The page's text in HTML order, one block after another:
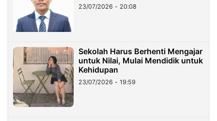
23/07/2026 - 20:08
Sekolah Harus Berhenti Mengajar
untuk Nilai, Mulai Mendidik untuk
Kehidupan
23/07/2026 - 19:59